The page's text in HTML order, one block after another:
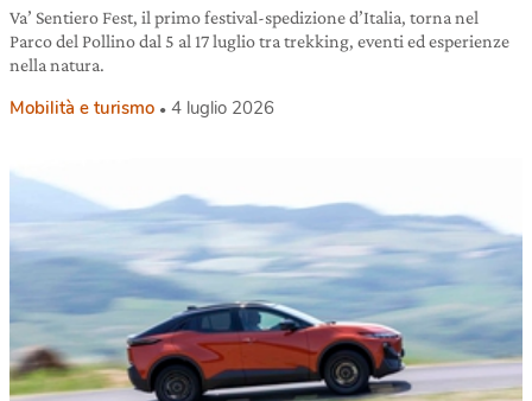
Va’ Sentiero Fest, il primo festival-spedizione d’Italia, torna nel
Parco del Pollino dal 5 al 17 luglio tra trekking, eventi ed esperienze
nella natura.
Mobilità e turismo 4 luglio 2026